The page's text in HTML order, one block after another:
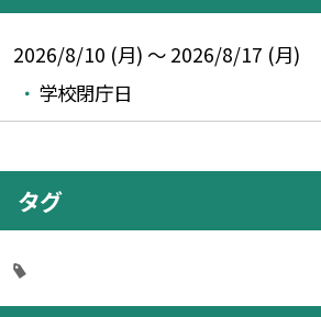
2026/8/10 (月) ～ 2026/8/17 (月)
学校閉庁日
タグ